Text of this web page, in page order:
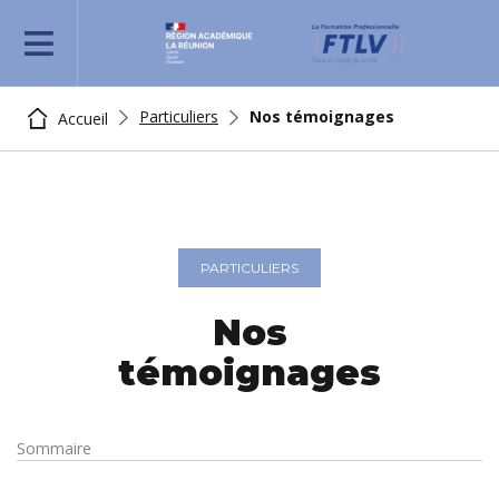
REJOIGNEZ-NOUS
Accueil Particuliers Nos témoignages
PARTICULIERS
Nos
témoignages
Sommaire